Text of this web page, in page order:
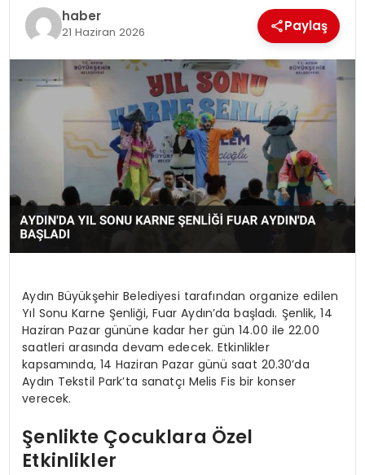
EKONOMI
OTOMOBIL
haber
21 Haziran 2026 Paylaş
Aydın Büyükşehir Belediyesi tarafından organize edilen
Yıl Sonu Karne Şenliği, Fuar Aydın’da başladı. Şenlik, 14
Haziran Pazar gününe kadar her gün 14.00 ile 22.00
saatleri arasında devam edecek. Etkinlikler
kapsamında, 14 Haziran Pazar günü saat 20.30’da
Aydın Tekstil Park’ta sanatçı Melis Fis bir konser
verecek.
Şenlikte Çocuklara Özel
Etkinlikler